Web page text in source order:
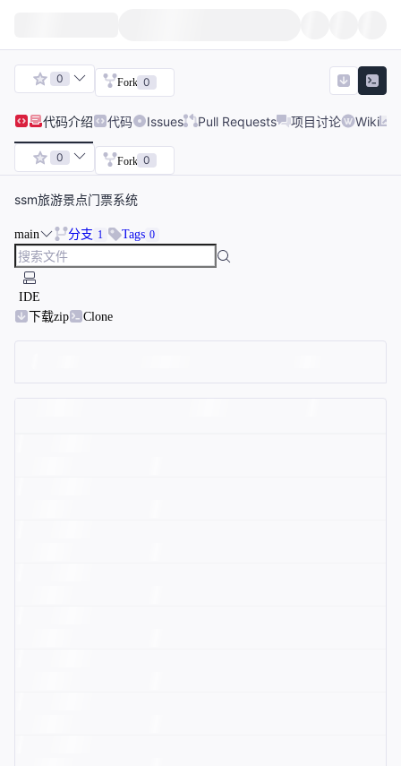
0 Fork 0
代码介绍 代码 Issues Pull Requests 项目讨论 Wiki
0 Fork 0
ssm旅游景点门票系统
main 分支 1 Tags 0
IDE
下载zip
Clone